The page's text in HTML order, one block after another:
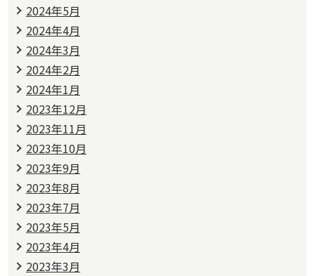
2024年5月
2024年4月
2024年3月
2024年2月
2024年1月
2023年12月
2023年11月
2023年10月
2023年9月
2023年8月
2023年7月
2023年5月
2023年4月
2023年3月